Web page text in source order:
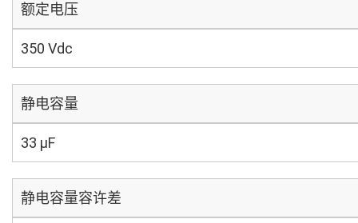
额定电压
350 Vdc
静电容量
33 µF
静电容量容许差